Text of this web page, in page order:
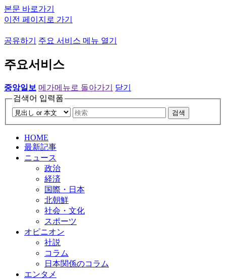
본문 바로가기
이전 페이지로 가기
공유하기 주요 서비스 메뉴 열기
주요서비스
중앙일보 메가메뉴로 돌아가기
닫기
검색어 입력폼
검색
HOME
最新記事
ニュース
政治
経済
国際・日本
北朝鮮
社会・文化
スポーツ
オピニオン
社説
コラム
日本関係のコラム
エンタメ